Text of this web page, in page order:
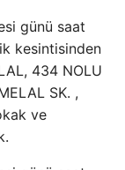
günü saat
kesintisinden
434 NOLU
SK. ,
ve